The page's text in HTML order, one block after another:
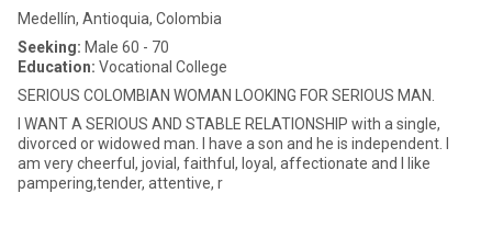
Medellín, Antioquia, Colombia
Seeking: Male 60 - 70
Education: Vocational College
SERIOUS COLOMBIAN WOMAN LOOKING FOR SERIOUS MAN.
I WANT A SERIOUS AND STABLE RELATIONSHIP with a single,
divorced or widowed man. I have a son and he is independent. I
am very cheerful, jovial, faithful, loyal, affectionate and I like
pampering,tender, attentive, r